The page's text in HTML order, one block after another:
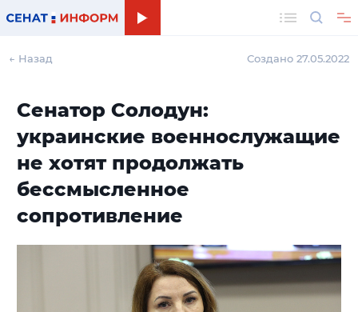
← Назад Создано 27.05.2022
Сенатор Солодун:
украинские военнослужащие
не хотят продолжать
бессмысленное
сопротивление